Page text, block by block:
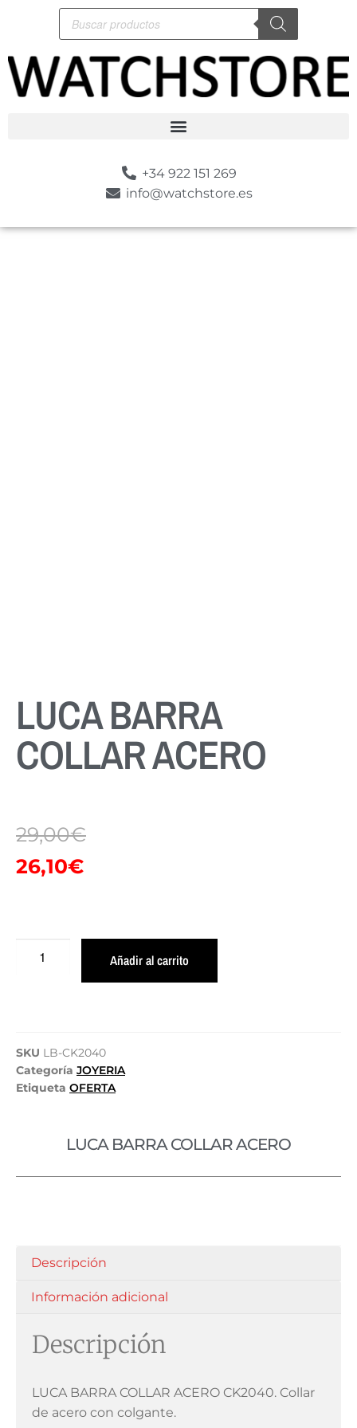
+34 922 151 269
info@watchstore.es
LUCA BARRA
COLLAR ACERO
29,00€
26,10€
Añadir al carrito
SKU LB-CK2040
Categoría JOYERIA
Etiqueta OFERTA
LUCA BARRA COLLAR ACERO
Descripción
Información adicional
Descripción
LUCA BARRA COLLAR ACERO CK2040. Collar
de acero con colgante.